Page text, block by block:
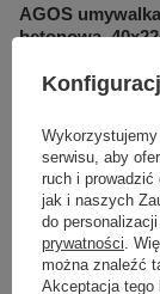
AGOS umywalka
betonowa,
ciemnobrązowy
Wykorzystujemy
serwisu, aby
ruch i prowadzić
jak i naszych
do
prywatności .
można znaleźć
Akceptacja tego